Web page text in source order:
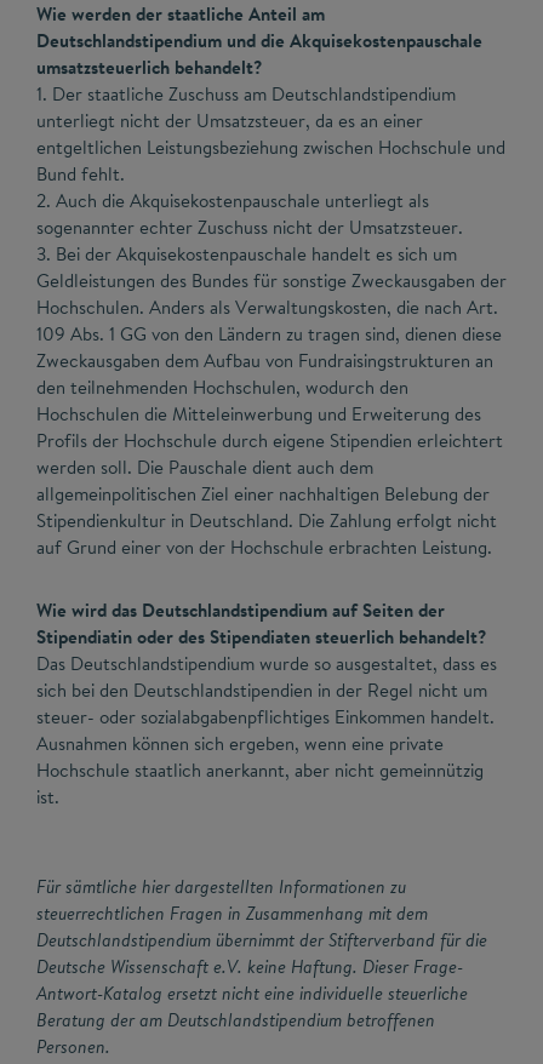
Wie werden der staatliche Anteil am
Deutschlandstipendium und die Akquisekostenpauschale
umsatzsteuerlich behandelt?
1. Der staatliche Zuschuss am Deutschlandstipendium
unterliegt nicht der Umsatzsteuer, da es an einer
entgeltlichen Leistungsbeziehung zwischen Hochschule und
Bund fehlt.
2. Auch die Akquisekostenpauschale unterliegt als
sogenannter echter Zuschuss nicht der Umsatzsteuer.
3. Bei der Akquisekostenpauschale handelt es sich um
Geldleistungen des Bundes für sonstige Zweckausgaben der
Hochschulen. Anders als Verwaltungskosten, die nach Art.
109 Abs. 1 GG von den Ländern zu tragen sind, dienen diese
Zweckausgaben dem Aufbau von Fundraisingstrukturen an
den teilnehmenden Hochschulen, wodurch den
Hochschulen die Mitteleinwerbung und Erweiterung des
Profils der Hochschule durch eigene Stipendien erleichtert
werden soll. Die Pauschale dient auch dem
allgemeinpolitischen Ziel einer nachhaltigen Belebung der
Stipendienkultur in Deutschland. Die Zahlung erfolgt nicht
auf Grund einer von der Hochschule erbrachten Leistung.
Wie wird das Deutschlandstipendium auf Seiten der
Stipendiatin oder des Stipendiaten steuerlich behandelt?
Das Deutschlandstipendium wurde so ausgestaltet, dass es
sich bei den Deutschlandstipendien in der Regel nicht um
steuer- oder sozialabgabenpflichtiges Einkommen handelt.
Ausnahmen können sich ergeben, wenn eine private
Hochschule staatlich anerkannt, aber nicht gemeinnützig
ist.
Für sämtliche hier dargestellten Informationen zu
steuerrechtlichen Fragen in Zusammenhang mit dem
Deutschlandstipendium übernimmt der Stifterverband für die
Deutsche Wissenschaft e.V. keine Haftung. Dieser Frage-
Antwort-Katalog ersetzt nicht eine individuelle steuerliche
Beratung der am Deutschlandstipendium betroffenen
Personen.